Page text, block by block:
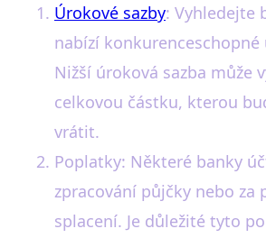
Úrokové sazby: Vyhledejte
nabízí konkurenceschopné
Nižší úroková sazba může
celkovou částku, kterou
vrátit.
Poplatky: Některé banky
zpracování půjčky nebo za
splacení. Je důležité tyto